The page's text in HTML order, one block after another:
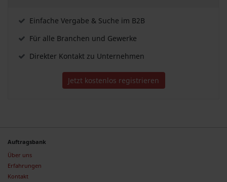
Einfache Vergabe & Suche im B2B
Für alle Branchen und Gewerke
Direkter Kontakt zu Unternehmen
Jetzt kostenlos registrieren
Auftragsbank
Über uns
Erfahrungen
Kontakt